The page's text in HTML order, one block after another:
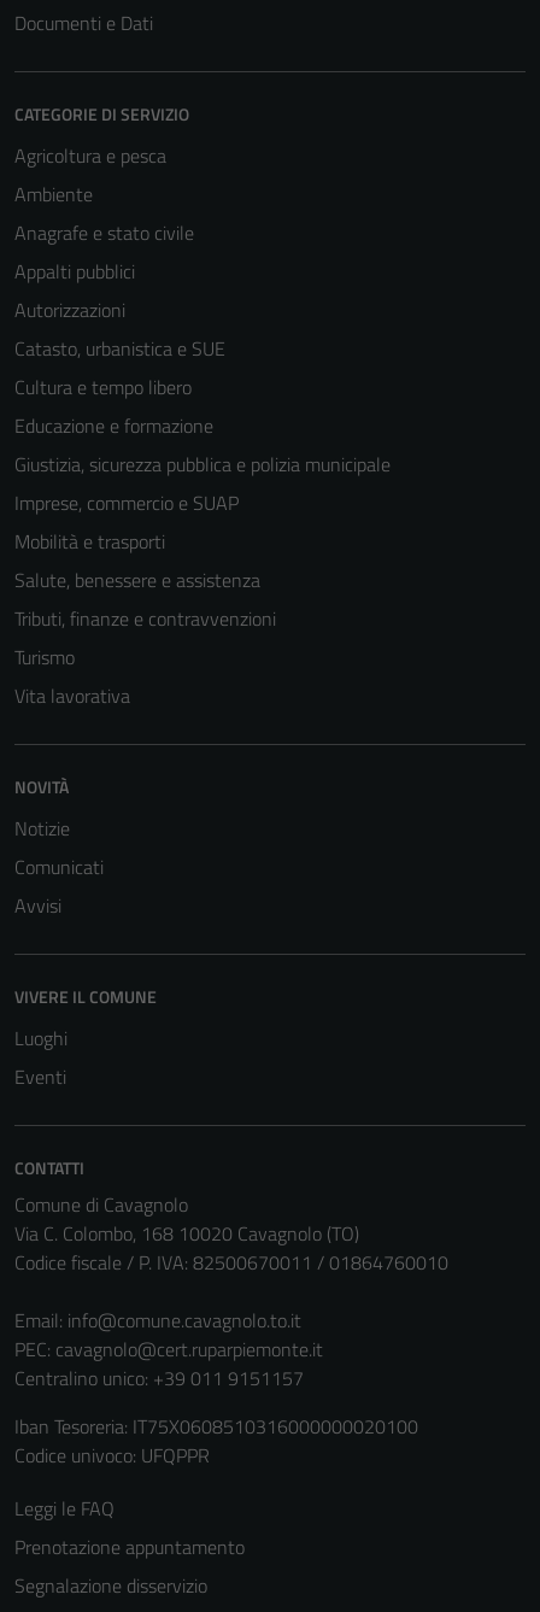
Documenti e Dati
CATEGORIE DI SERVIZIO
Agricoltura e pesca
Ambiente
Anagrafe e stato civile
Appalti pubblici
Autorizzazioni
Catasto, urbanistica e SUE
Cultura e tempo libero
Educazione e formazione
Giustizia, sicurezza pubblica e polizia municipale
Imprese, commercio e SUAP
Mobilità e trasporti
Salute, benessere e assistenza
Tributi, finanze e contravvenzioni
Turismo
Vita lavorativa
NOVITÀ
Notizie
Comunicati
Avvisi
VIVERE IL COMUNE
Luoghi
Eventi
CONTATTI
Comune di Cavagnolo
Via C. Colombo, 168 10020 Cavagnolo (TO)
Codice fiscale / P. IVA: 82500670011 / 01864760010
Email: info@comune.cavagnolo.to.it
PEC: cavagnolo@cert.ruparpiemonte.it
Centralino unico: +39 011 9151157
Iban Tesoreria: IT75X0608510316000000020100
Codice univoco: UFQPPR
Leggi le FAQ
Prenotazione appuntamento
Segnalazione disservizio
essere